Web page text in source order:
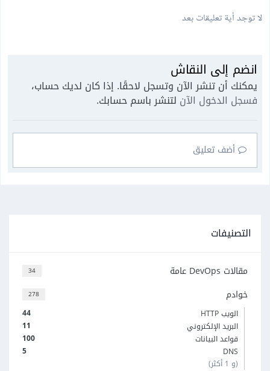
لا توجد أية تعليقات بعد
انضم إلى النقاش
يمكنك أن تنشر الآن وتسجل لاحقًا. إذا كان لديك حساب،
فسجل الدخول الآن لتنشر باسم حسابك.
أضف تعليق
التصنيفات
34 مقالات DevOps عامة
278 خوادم
44
الويب HTTP
11
البريد الإلكتروني
100
قواعد البيانات
5
DNS
(و 1 أكثر)